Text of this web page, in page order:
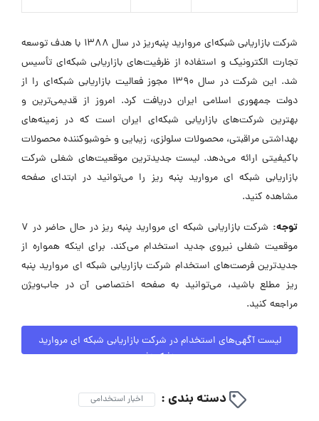
شرکت بازاریابی شبکه‌ای مروارید پنبه‌ریز در سال ۱۳۸۸ با هدف توسعه
تجارت الکترونیک و استفاده از ظرفیت‌های بازاریابی شبکه‌ای تأسیس
شد. این شرکت در سال ۱۳۹۰ مجوز فعالیت بازاریابی شبکه‌ای را از
دولت جمهوری اسلامی ایران دریافت کرد. امروز از قدیمی‌ترین و
بهترین شرکت‌های بازاریابی شبکه‌ای ایران است که در زمینه‌های
بهداشتی مراقبتی، محصولات سلولزی، زیبایی و خوشبوکننده محصولات
باکیفیتی ارائه می‌دهد. لیست جدیدترین موقعیت‌های شغلی شرکت
بازاریابی شبکه ای مروارید پنبه ریز را می‌توانید در ابتدای صفحه
مشاهده کنید.
توجه:
شرکت بازاریابی شبکه ای مروارید پنبه ریز در حال حاضر در ۷
موقعیت شغلی نیروی جدید استخدام می‌کند. برای اینکه همواره از
جدیدترین فرصت‌های استخدام شرکت بازاریابی شبکه ای مروارید پنبه
ریز مطلع باشید، می‌توانید به صفحه اختصاصی آن در جاب‌ویژن
مراجعه کنید.
لیست آگهی‌های استخدام در شرکت بازاریابی شبکه ای مروارید
پنبه ریز
دسته بندی : اخبار استخدامی